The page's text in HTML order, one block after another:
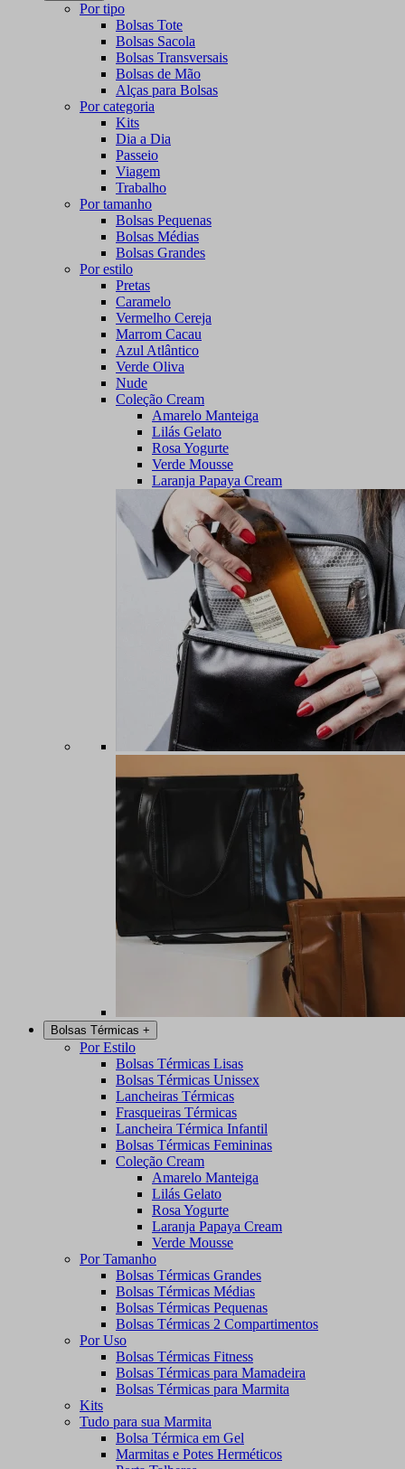
Por tipo
Bolsas Tote
Bolsas Sacola
Bolsas Transversais
Bolsas de Mão
Alças para Bolsas
Por categoria
Kits
Dia a Dia
Passeio
Viagem
Trabalho
Por tamanho
Bolsas Pequenas
Bolsas Médias
Bolsas Grandes
Por estilo
Pretas
Caramelo
Vermelho Cereja
Marrom Cacau
Azul Atlântico
Verde Oliva
Nude
Coleção Cream
Amarelo Manteiga
Lilás Gelato
Rosa Yogurte
Verde Mousse
Laranja Papaya Cream
Bolsas Térmicas +
Por Estilo
Bolsas Térmicas Lisas
Bolsas Térmicas Unissex
Lancheiras Térmicas
Frasqueiras Térmicas
Lancheira Térmica Infantil
Bolsas Térmicas Femininas
Coleção Cream
Amarelo Manteiga
Lilás Gelato
Rosa Yogurte
Laranja Papaya Cream
Verde Mousse
Por Tamanho
Bolsas Térmicas Grandes
Bolsas Térmicas Médias
Bolsas Térmicas Pequenas
Bolsas Térmicas 2 Compartimentos
Por Uso
Bolsas Térmicas Fitness
Bolsas Térmicas para Mamadeira
Bolsas Térmicas para Marmita
Kits
Tudo para sua Marmita
Bolsa Térmica em Gel
Marmitas e Potes Herméticos